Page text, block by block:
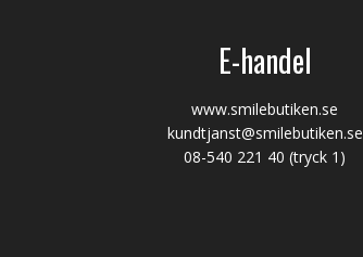
E-handel
www.smilebutiken.se
kundtjanst@smilebutiken.se
08-540 221 40 (tryck 1)